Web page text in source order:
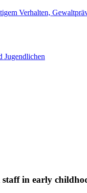
Verhalten,
Jugendlichen
in early